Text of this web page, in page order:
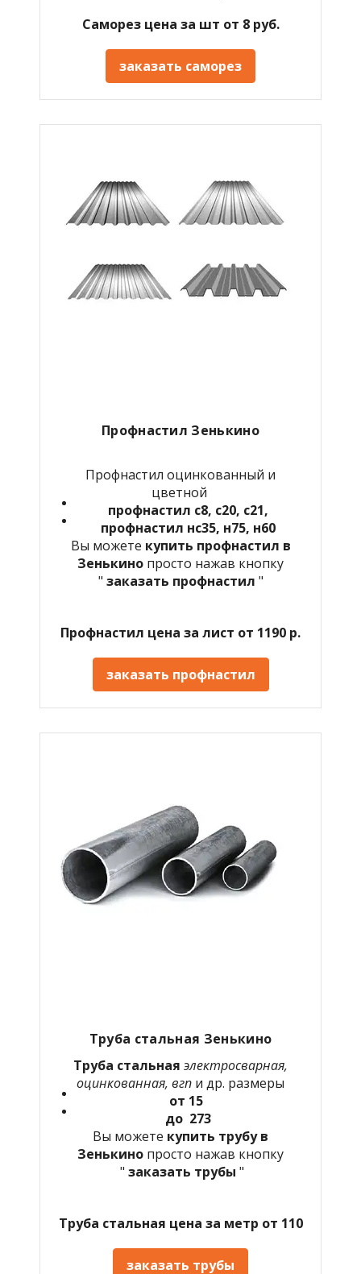
Саморез цена за шт от 8 руб.
заказать саморез
Профнастил Зенькино
Профнастил оцинкованный и
цветной
профнастил с8, с20, с21,
профнастил нс35, н75, н60
Вы можете купить профнастил в
Зенькино просто нажав кнопку
" заказать профнастил "
Профнастил цена за лист от 1190 р.
заказать профнастил
Труба стальная Зенькино
Труба стальная электросварная,
оцинкованная, вгп и др. размеры
от 15
до 273
Вы можете купить трубу в
Зенькино просто нажав кнопку
" заказать трубы "
Труба стальная цена за метр от 110
заказать трубы